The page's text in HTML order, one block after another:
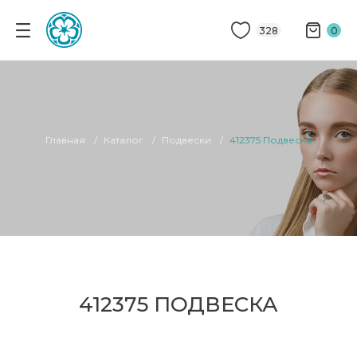
328 0
Главная Каталог Подвески 412375 Подвеска
412375 ПОДВЕСКА